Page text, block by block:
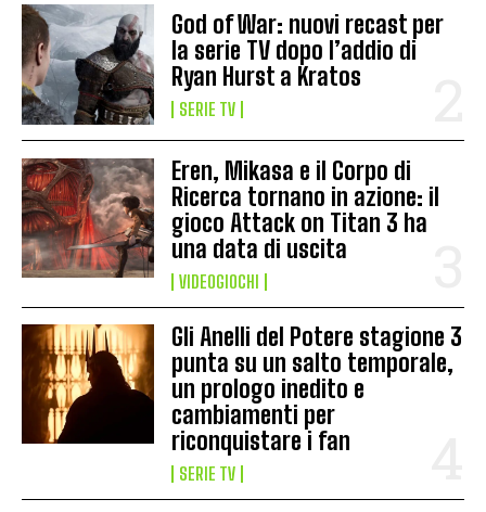
God of War: nuovi recast per
la serie TV dopo l’addio di
Ryan Hurst a Kratos
SERIE TV
Eren, Mikasa e il Corpo di
Ricerca tornano in azione: il
gioco Attack on Titan 3 ha
una data di uscita
VIDEOGIOCHI
Gli Anelli del Potere stagione 3
punta su un salto temporale,
un prologo inedito e
cambiamenti per
riconquistare i fan
SERIE TV